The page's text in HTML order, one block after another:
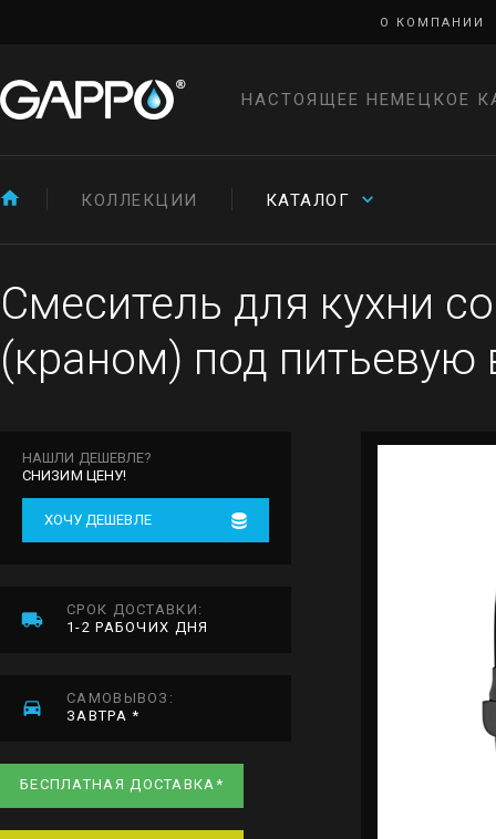
О КОМПАНИИ
НАСТОЯЩЕЕ НЕМЕЦКОЕ
КОЛЛЕКЦИИ КАТАЛОГ
Смеситель для кухни
(краном) под питьевую
НАШЛИ ДЕШЕВЛЕ?
СНИЗИМ ЦЕНУ!
ХОЧУ ДЕШЕВЛЕ
СРОК ДОСТАВКИ:
1-2 РАБОЧИХ ДНЯ
САМОВЫВОЗ:
ЗАВТРА *
БЕСПЛАТНАЯ ДОСТАВКА*